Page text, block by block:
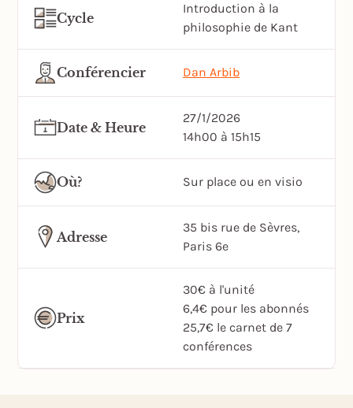
Cycle
Introduction à la
philosophie de Kant
Conférencier Dan Arbib
Date & Heure
27/1/2026
14h00 à 15h15
Où? Sur place ou en visio
Adresse
35 bis rue de Sèvres,
Paris 6e
Prix
30€ à l'unité
6,4€ pour les abonnés
25,7€ le carnet de 7
conférences